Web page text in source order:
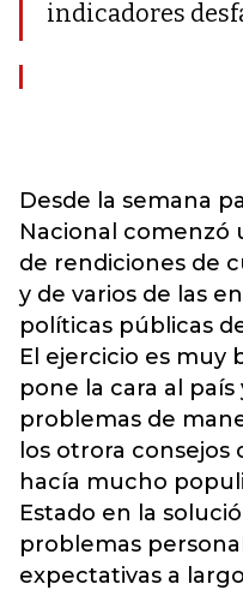
indicadores
Desde la semana
Nacional comenzó
de rendiciones de
y de varios de las
políticas públicas
El ejercicio es muy
pone la cara al
problemas de
los otrora
hacía mucho
Estado en la
problemas
expectativas a